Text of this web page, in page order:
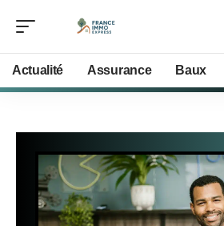
Actualité Assurance Baux